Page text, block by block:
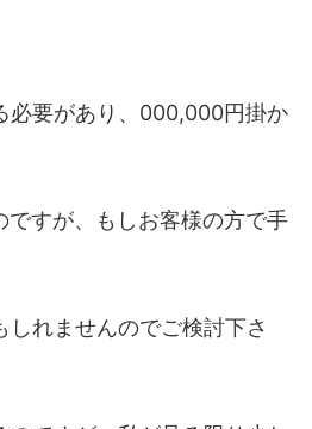
必要があり、000,000円掛か
ですが、もしお客様の方で手
しれませんのでご検討下さ